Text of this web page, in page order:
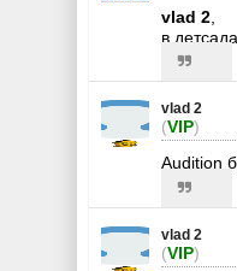
vlad 2
в
vlad 2
(VIP)
Audition
vlad 2
(VIP)